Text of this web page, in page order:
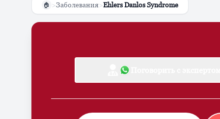
🏠 >Заболевания>Ehlers Danlos Syndrome